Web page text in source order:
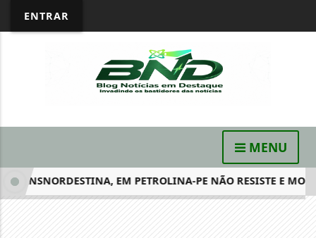
ENTRAR
MENU
EM PETROLINA-PE NÃO RESISTE E MORRE